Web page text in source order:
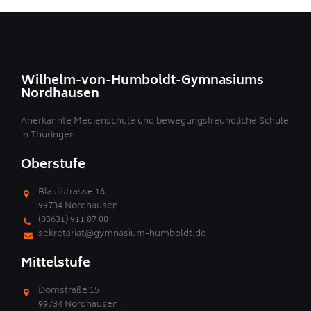
Wilhelm-von-Humboldt-Gymnasiums
Nordhausen
Anerkannte Medienschule und bewegungsfreundliche Schule
in Thüringen
Oberstufe
Blasiistrasse 16
99734 Nordhausen
(03631) 911 87 00
sekretariat@gymnasium-humboldt.de
Mittelstufe
Domstraße 15
99734 Nordhausen